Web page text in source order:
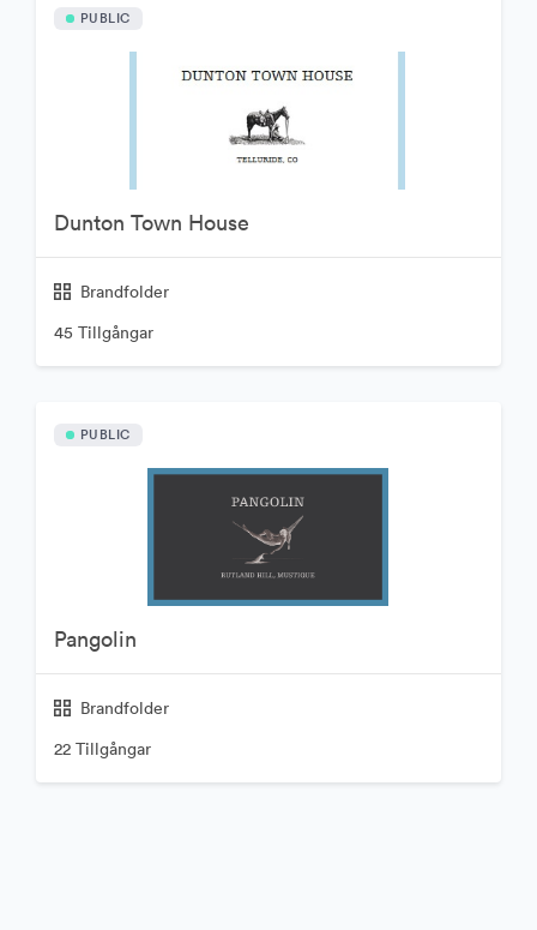
PUBLIC
Dunton Town House
Brandfolder
45 Tillgångar
PUBLIC
Pangolin
Brandfolder
22 Tillgångar